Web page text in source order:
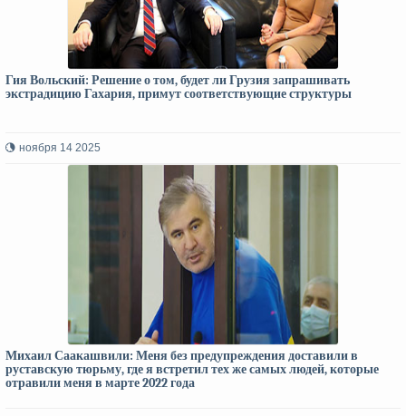
Гия Вольский: Решение о том, будет ли Грузия запрашивать
экстрадицию Гахария, примут соответствующие структуры
ноября 14 2025
Михаил Саакашвили: Меня без предупреждения доставили в
руставскую тюрьму, где я встретил тех же самых людей, которые
отравили меня в марте 2022 года